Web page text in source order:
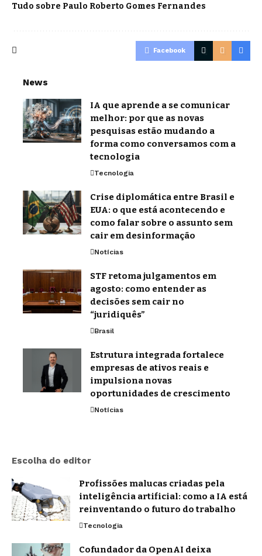
Tudo sobre Paulo Roberto Gomes Fernandes
Facebook
News
IA que aprende a se comunicar
melhor: por que as novas
pesquisas estão mudando a
forma como conversamos com a
tecnologia
Tecnologia
Crise diplomática entre Brasil e
EUA: o que está acontecendo e
como falar sobre o assunto sem
cair em desinformação
Notícias
STF retoma julgamentos em
agosto: como entender as
decisões sem cair no
“juridiquês”
Brasil
Estrutura integrada fortalece
empresas de ativos reais e
impulsiona novas
oportunidades de crescimento
Notícias
Escolha do editor
Profissões malucas criadas pela
inteligência artificial: como a IA está
reinventando o futuro do trabalho
Tecnologia
Cofundador da OpenAI deixa